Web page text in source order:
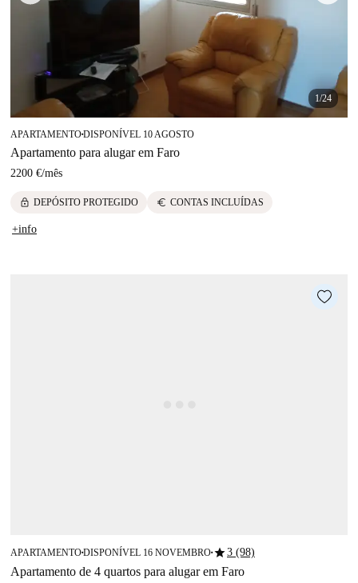
1/24
APARTAMENTO■DISPONÍVEL 10 AGOSTO
Apartamento para alugar em Faro
2200 €/mês
lock DEPÓSITO PROTEGIDO euro CONTAS INCLUÍDAS
+info
APARTAMENTO■DISPONÍVEL 16 NOVEMBRO■star3 (98)
Apartamento de 4 quartos para alugar em Faro